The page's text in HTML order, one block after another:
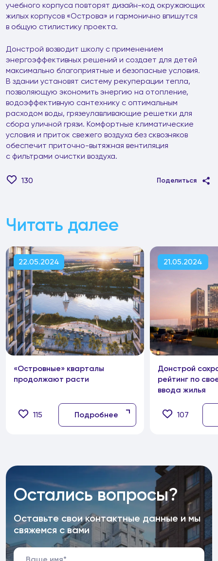
учебного корпуса повторят дизайн-код окружающих
жилых корпусов «Острова» и гармонично впишутся
в общую стилистику проекта.
Донстрой возводит школу с применением
энергоэффективных решений и создает для детей
максимально благоприятные и безопасные условия.
В здании установят систему рекуперации тепла,
позволяющую экономить энергию на отопление,
водоэффективную сантехнику с оптимальным
расходом воды, грязеулавливающие решетки для
сбора уличной грязи. Комфортные климатические
условия и приток свежего воздуха без сквозняков
обеспечит приточно-вытяжная вентиляция
с фильтрами очистки воздуха.
130 Поделиться
Читать далее
22.05.2024
«Островные» кварталы
продолжают расти
115 Подробнее
21.05.2024
Донстрой
рейтинг по
ввода жилья
107
Остались вопросы?
Оставьте свои контактные данные и мы
свяжемся с вами